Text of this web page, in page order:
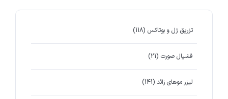
تزریق ژل و بوتاکس (118)
فشیال صورت (21)
لیزر موهای زائد (141)